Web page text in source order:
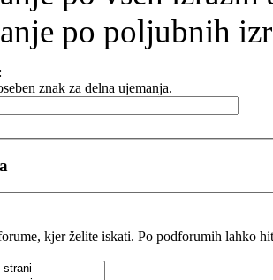
po poljubnih
znak za delna ujemanja.
kjer želite iskati. Po podforumih lahko